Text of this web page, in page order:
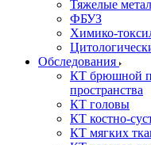
Тяжелые
ФБУЗ
Химико-
Обследования
КТ брюшной
пространства
КТ головы
КТ костно-
КТ мягких